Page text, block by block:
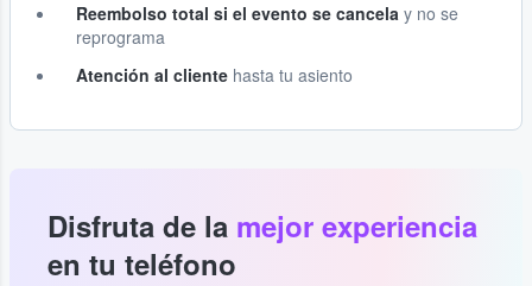
Reembolso total si el evento se cancela y no se
reprograma
Atención al cliente hasta tu asiento
Disfruta de la mejor experiencia
en tu teléfono